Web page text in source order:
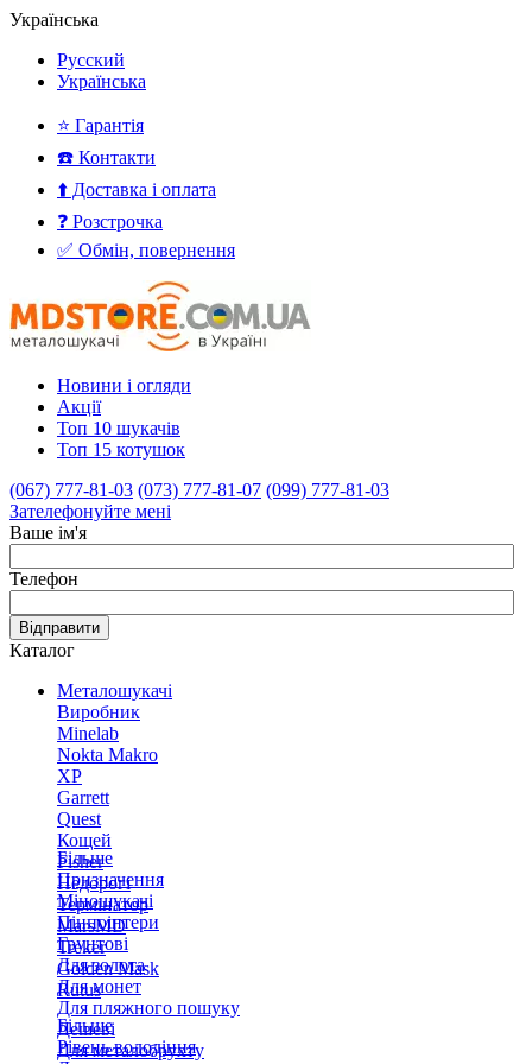
Українська
Русский
Українська
⭐ Гарантія
☎️ Контакти
⬆️ Доставка і оплата
❓ Розстрочка
✅ Обмін, повернення
Новини і огляди
Акції
Топ 10 шукачів
Топ 15 котушок
(067) 777-81-03 (073) 777-81-07 (099) 777-81-03
Зателефонуйте мені
Ваше ім'я
Телефон
Відправити
Каталог
Металошукачі
Виробник
Minelab
Nokta Makro
XP
Garrett
Quest
Кощей
Fisher
Недорогі
Термінатор
MarsMD
Treker
Golden Mask
Rutus
Більше
Призначення
Міношукачі
Пінпоінтери
Грунтові
Для золота
Для монет
Для пляжного пошуку
Дешеві
Для металобрухту
Більше
Рівень володіння